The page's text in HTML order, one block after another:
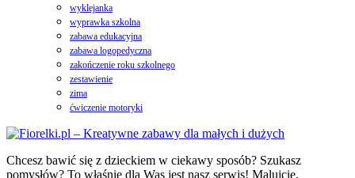
wyklejanka
wyprawka szkolna
zabawa edukacyjna
zabawa logopedyczna
zakończenie roku szkolnego
zestawienie
zima
ćwiczenie motoryki
Chcesz bawić się z dzieckiem w ciekawy sposób? Szukasz
pomysłów? To właśnie dla Was jest nasz serwis! Malujcie,